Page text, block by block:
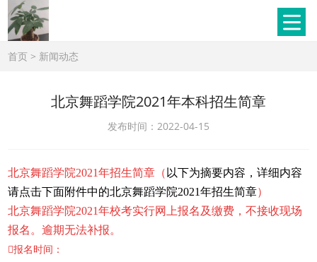
首页 > 新闻动态
北京舞蹈学院2021年本科招生简章
发布时间：2022-04-15
北京舞蹈学院2021年招生简章（ 以下为摘要内容，详细内容
请点击下面附件中的北京舞蹈学院2021年招生简章）
北京舞蹈学院2021年校考实行网上报名及缴费，不接收现场
报名。逾期无法补报。
报名时间：